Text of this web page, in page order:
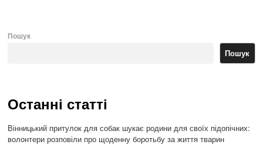
Пошук
Пошук
Останні статті
Вінницький притулок для собак шукає родини для своїх підопічних:
волонтери розповіли про щоденну боротьбу за життя тварин